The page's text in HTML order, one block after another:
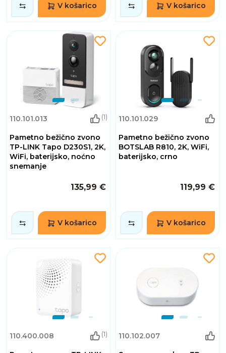
V košarico V košarico
110.101.013 (1)
Pametno bežično zvono
TP-LINK Tapo D230S1, 2K,
WiFi, baterijsko, noćno
snemanje
135,99 €
V košarico
110.101.029
Pametno bežično zvono
BOTSLAB R810, 2K, WiFi,
baterijsko, crno
119,99 €
V košarico
110.400.008 (1) 110.102.007